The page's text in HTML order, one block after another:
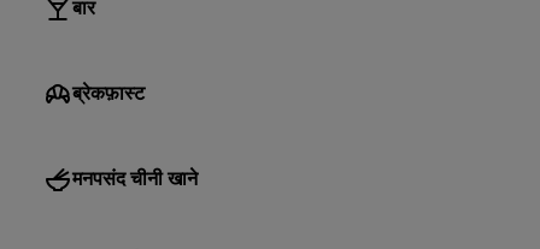
बार
ब्रेकफ़ास्ट
मनपसंद चीनी खाने